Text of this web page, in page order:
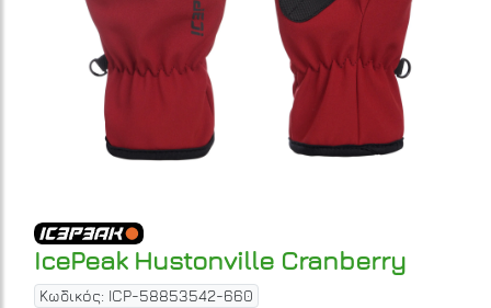
IcePeak Hustonville Cranberry
Κωδικός: ICP-58853542-660